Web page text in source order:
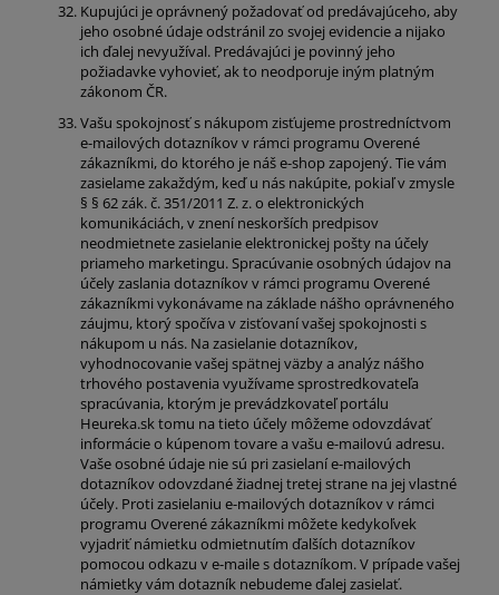
Kupujúci je oprávnený požadovať od predávajúceho, aby
jeho osobné údaje odstránil zo svojej evidencie a nijako
ich ďalej nevyužíval. Predávajúci je povinný jeho
požiadavke vyhovieť, ak to neodporuje iným platným
zákonom ČR.
Vašu spokojnosť s nákupom zisťujeme prostredníctvom
e-mailových dotazníkov v rámci programu Overené
zákazníkmi, do ktorého je náš e-shop zapojený. Tie vám
zasielame zakaždým, keď u nás nakúpite, pokiaľ v zmysle
§ § 62 zák. č. 351/2011 Z. z. o elektronických
komunikáciách, v znení neskorších predpisov
neodmietnete zasielanie elektronickej pošty na účely
priameho marketingu. Spracúvanie osobných údajov na
účely zaslania dotazníkov v rámci programu Overené
zákazníkmi vykonávame na základe nášho oprávneného
záujmu, ktorý spočíva v zisťovaní vašej spokojnosti s
nákupom u nás. Na zasielanie dotazníkov,
vyhodnocovanie vašej spätnej väzby a analýz nášho
trhového postavenia využívame sprostredkovateľa
spracúvania, ktorým je prevádzkovateľ portálu
Heureka.sk tomu na tieto účely môžeme odovzdávať
informácie o kúpenom tovare a vašu e-mailovú adresu.
Vaše osobné údaje nie sú pri zasielaní e-mailových
dotazníkov odovzdané žiadnej tretej strane na jej vlastné
účely. Proti zasielaniu e-mailových dotazníkov v rámci
programu Overené zákazníkmi môžete kedykoľvek
vyjadriť námietku odmietnutím ďalších dotazníkov
pomocou odkazu v e-maile s dotazníkom. V prípade vašej
námietky vám dotazník nebudeme ďalej zasielať.